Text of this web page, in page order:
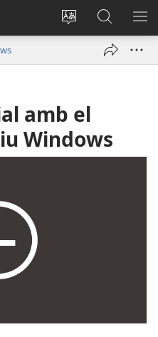
Canviar
l'idioma
Iniciar
sessió
nova)
Busca
a
JW.ORG
amb el
Windows